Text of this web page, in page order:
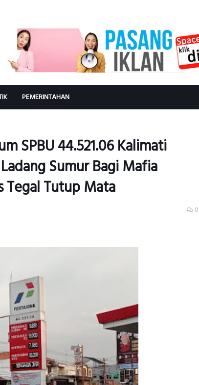
PEMERINTAHAN
SPBU 44.521.06 Kalimati
Sumur Bagi Mafia
Tegal Tutup Mata
0